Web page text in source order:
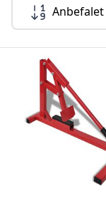
Anbefalet